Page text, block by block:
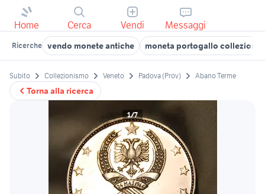
Home Cerca Vendi Messaggi
Ricerche vendo monete antiche moneta portogallo
Torna alla ricerca
Subito Collezionismo Veneto Padova (Prov) Abano Terme
1/7